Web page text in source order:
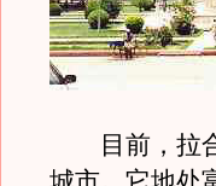
目前，拉合